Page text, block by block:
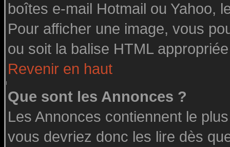
boîtes e-mail Hotmail ou Yahoo,
Pour afficher une image, vous
ou soit la balise HTML
Revenir en haut
Que sont les Annonces ?
Les Annonces contiennent le
vous devriez donc les lire dès